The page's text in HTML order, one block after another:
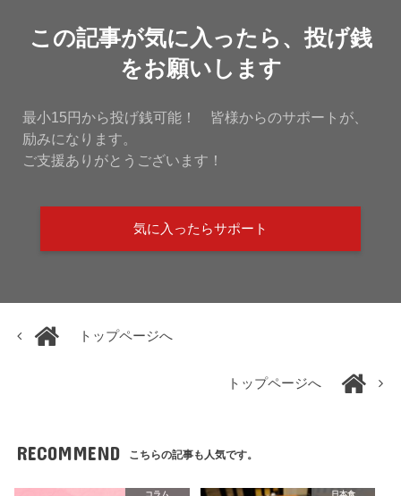
この記事が気に入ったら、投げ銭
をお願いします
最小15円から投げ銭可能！ 皆様からのサポートが、
励みになります。
ご支援ありがとうございます！
気に入ったらサポート
トップページへ
トップページへ
RECOMMEND こちらの記事も人気です。
コラム 日本食